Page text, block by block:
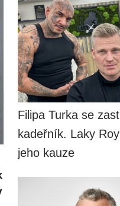
Filipa Turka se
kadeřník. Laky
jeho kauze